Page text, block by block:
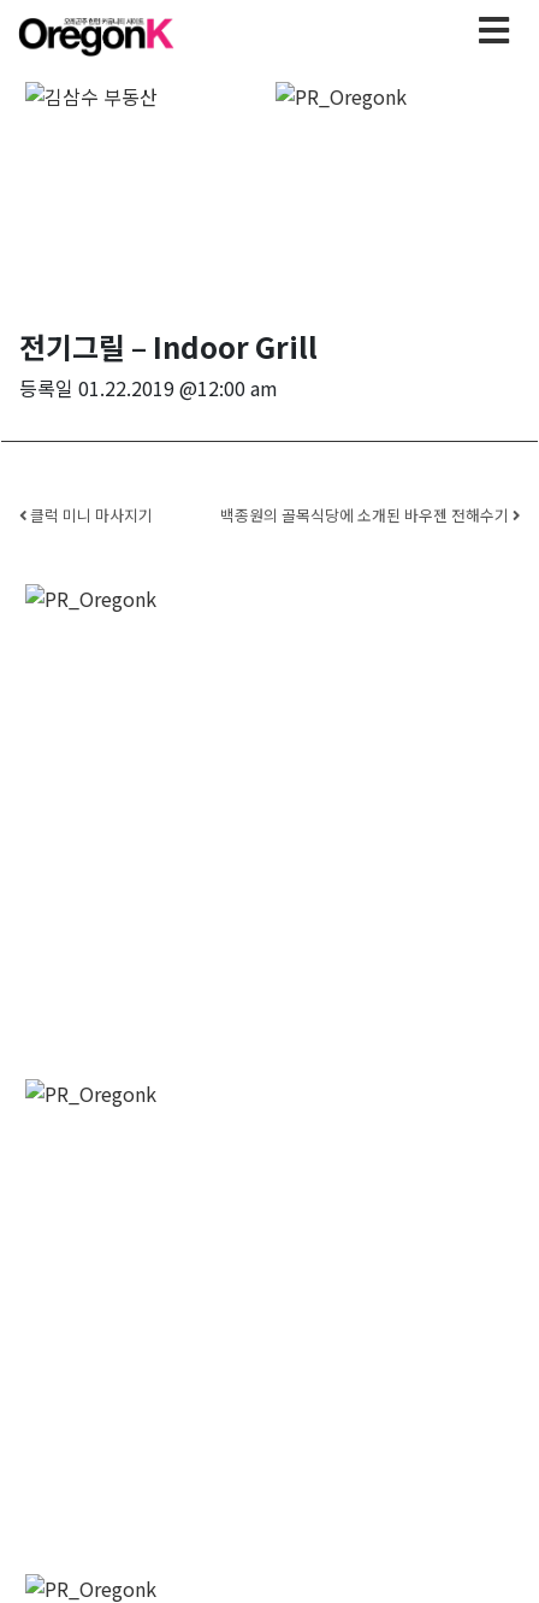
전기그릴 – Indoor Grill
등록일 01.22.2019 @12:00 am
Post navigation
클럭 미니 마사지기 백종원의 골목식당에 소개된 바우젠 전해수기